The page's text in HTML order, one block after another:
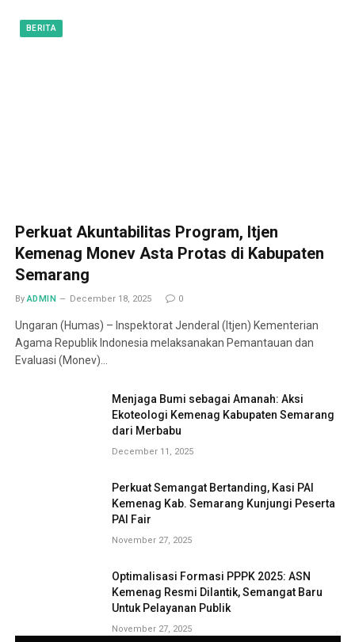
BERITA
Perkuat Akuntabilitas Program, Itjen
Kemenag Monev Asta Protas di Kabupaten
Semarang
By ADMIN December 18, 2025 0
Ungaran (Humas) – Inspektorat Jenderal (Itjen) Kementerian
Agama Republik Indonesia melaksanakan Pemantauan dan
Evaluasi (Monev)…
Menjaga Bumi sebagai Amanah: Aksi
Ekoteologi Kemenag Kabupaten Semarang
dari Merbabu
December 11, 2025
Perkuat Semangat Bertanding, Kasi PAI
Kemenag Kab. Semarang Kunjungi Peserta
PAI Fair
November 27, 2025
Optimalisasi Formasi PPPK 2025: ASN
Kemenag Resmi Dilantik, Semangat Baru
Untuk Pelayanan Publik
November 27, 2025